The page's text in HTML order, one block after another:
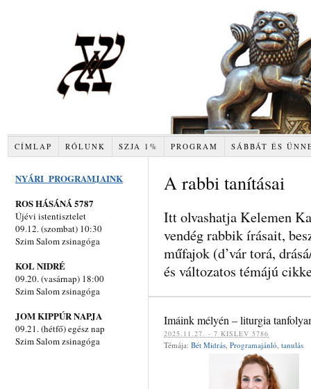
CÍMLAP RÓLUNK SZJA 1% PROGRAM SÁBBÁT ÉS
A rabbi tanításai
Itt olvashatja Kelemen
vendég rabbik írásait,
műfajok (d’vár torá,
és változatos témájú
Imáink mélyén – liturgia
‍‍2025.11.27. - 7 KISLEV 5786
Témája: Bét Midrás Programajánló tanulás
NYÁRI PROGRAMJAINK
ROS HÁSÁNÁ 5787
Újévi istentisztelet
09.12. (szombat) 10:30
Szim Salom zsinagóga
KOL NIDRÉ
09.20. (vasárnap) 18:00
Szim Salom zsinagóga
JOM KIPPÚR NAPJA
09.21. (hétfő) egész nap
Szim Salom zsinagóga